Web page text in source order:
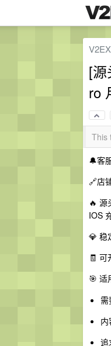
V2EX
[
ro
This
🔔客
🔗店
🔥 源
IOS
💎 稳
🧾 可
🎯 适
追